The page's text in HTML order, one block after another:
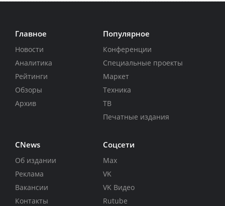
Главное
Новости
Аналитика
Рейтинги
Обзоры
Архив
Популярное
Конференции
Специальные проекты
Маркет
Техника
ТВ
Печатные издания
CNews
Об издании
Реклама
Вакансии
Контакты
Соцсети
Max
VK
VK Видео
Rutube